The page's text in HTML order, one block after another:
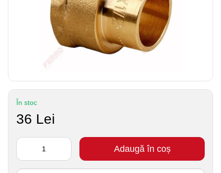
În stoc
36 Lei
Adaugă în coș